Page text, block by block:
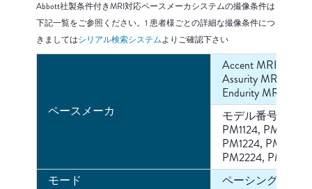
Abbott社製条件付きMRI対応ペースメーカシステムの撮像条件は
下記一覧をご参照ください。1 患者様ごとの詳細な撮像条件につ
きましてはシリアル検索システムよりご確認下さい
ペースメーカ
Accent
Assurity MRI™
Endurity MRI™
モデル番号：
PM1124, PM1272
PM1224, PM2272
PM2224, PM1172
モード
ペーシング Off,